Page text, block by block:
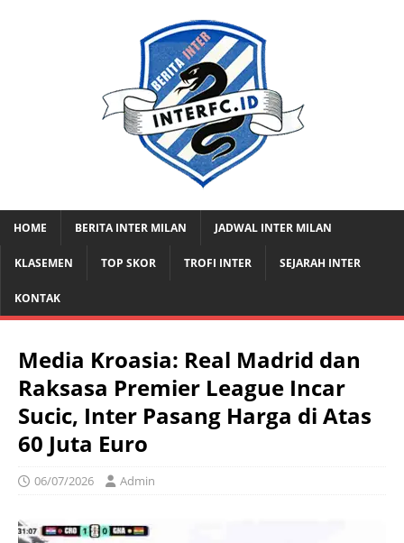
HOME BERITA INTER MILAN JADWAL INTER MILAN
KLASEMEN TOP SKOR TROFI INTER SEJARAH INTER
KONTAK
Media Kroasia: Real Madrid dan
Raksasa Premier League Incar
Sucic, Inter Pasang Harga di Atas
60 Juta Euro
06/07/2026 Admin